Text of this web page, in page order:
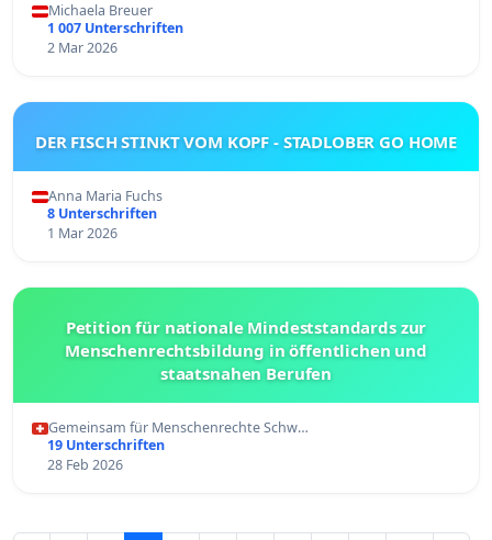
Michaela Breuer
1 007 Unterschriften
2 Mar 2026
DER FISCH STINKT VOM KOPF - STADLOBER GO HOME
Anna Maria Fuchs
8 Unterschriften
1 Mar 2026
Petition für nationale Mindeststandards zur
Menschenrechtsbildung in öffentlichen und
staatsnahen Berufen
Gemeinsam für Menschenrechte Schw…
19 Unterschriften
28 Feb 2026